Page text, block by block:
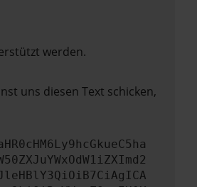
werden.
uns diesen Text schicken,